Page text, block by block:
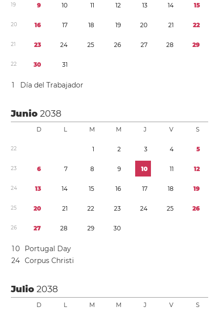
19 9 10 11 12 13 14 15
20 16 17 18 19 20 21 22
21 23 24 25 26 27 28 29
22 30 31
1 Día del Trabajador
Junio2038
D L M M J V S
22 1 2 3 4 5
23 6 7 8 9 10 11 12
24 13 14 15 16 17 18 19
25 20 21 22 23 24 25 26
26 27 28 29 30
10
Portugal Day
24 Corpus Christi
Julio2038
D L M M J V S